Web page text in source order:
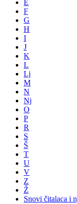
E
F
G
H
I
J
K
L
Lj
M
N
Nj
O
P
R
S
Š
T
U
V
Z
Ž
Snovi čitalaca i